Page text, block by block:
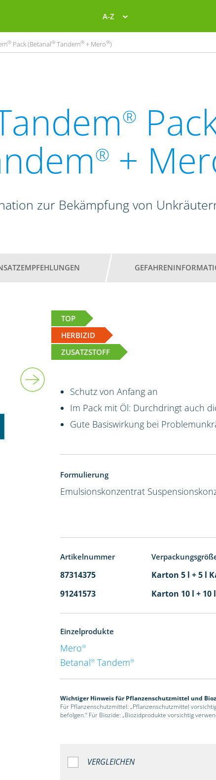
A-Z
® Pack (Betanal® Tandem® + Mero®)
®
® +
zur Bekämpfung von
TOP
HERBIZID
ZUSATZSTOFF
Schutz von Anfang an
Im Pack mit Öl: Durchdringt auch
Gute Basiswirkung bei
Formulierung
Emulsionskonzentrat
Artikelnummer
87314375 Karton 5 l + 5 l
91241573
Karton 10 l + 10
Einzelprodukte
Mero®
Betanal® Tandem®
Wichtiger Hinweis für Pflanzenschutzmittel und
Für Pflanzenschutzmittel: „Pflanzenschutzmittel
befolgen.“ Für Biozide: „Biozidprodukte vorsichtig
VERGLEICHEN